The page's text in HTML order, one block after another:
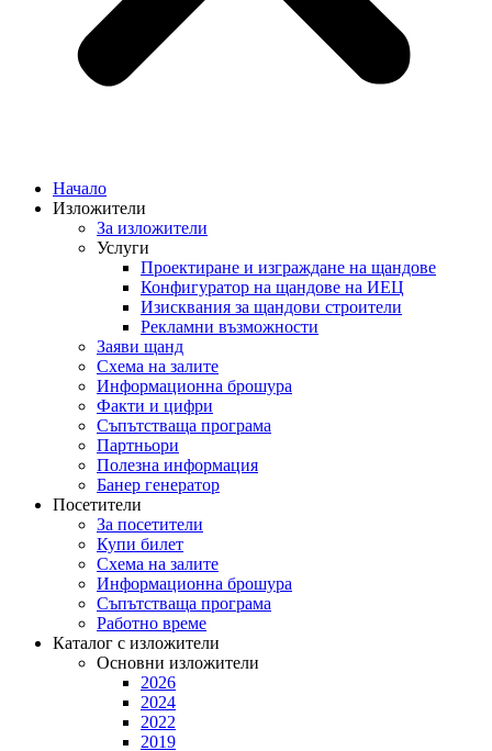
Начало
Изложители
За изложители
Услуги
Проектиране и изграждане на щандове
Конфигуратор на щандове на ИЕЦ
Изисквания за щандови строители
Рекламни възможности
Заяви щанд
Схема на залите
Информационна брошура
Факти и цифри
Съпътстваща програма
Партньори
Полезна информация
Банер генератор
Посетители
За посетители
Купи билет
Схема на залите
Информационна брошура
Съпътстваща програма
Работно време
Каталог с изложители
Основни изложители
2026
2024
2022
2019